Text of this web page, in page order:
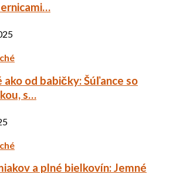
ako od babičky: Šúľance so
s…
a plné bielkovín: Jemné